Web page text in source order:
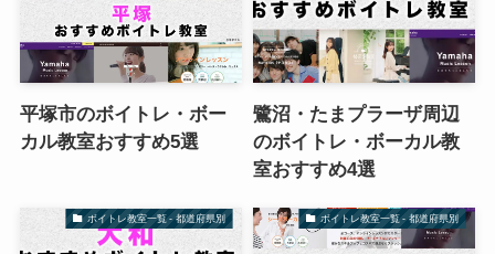
平塚市のボイトレ・ボー
カル教室おすすめ5選
鷺沼・たまプラーザ周辺
のボイトレ・ボーカル教
室おすすめ4選
ボイトレ教室一覧 - 都道府県別 ボイトレ教室一覧 - 都道府県別